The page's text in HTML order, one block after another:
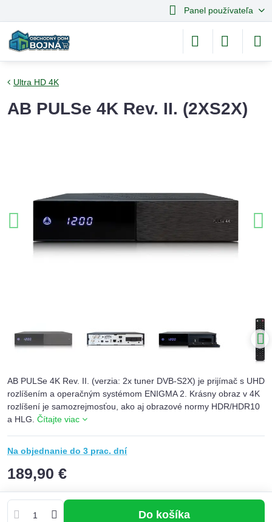
Panel používateľa
Ultra HD 4K
AB PULSe 4K Rev. II. (2XS2X)
AB PULSe 4K Rev. II. (verzia: 2x tuner DVB-S2X) je prijímač s UHD
rozlíšením a operačným systémom ENIGMA 2. Krásny obraz v 4K
rozlíšení je samozrejmosťou, ako aj obrazové normy HDR/HDR10
a HLG. Čítajte viac
Na objednanie do 3 prac. dní
189,90 €
Do košíka